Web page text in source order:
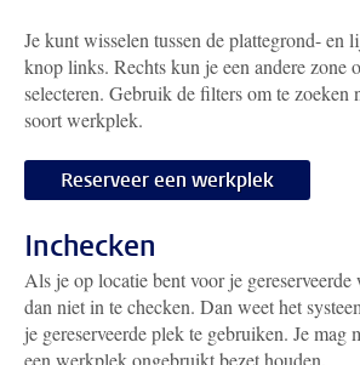
Je kunt wisselen tussen de plattegrond- en
knop links. Rechts kun je een andere zone
selecteren. Gebruik de filters om te zoeken
soort werkplek.
Reserveer een werkplek
Inchecken
Als je op locatie bent voor je
dan niet in te checken. Dan weet het
je gereserveerde plek te gebruiken. Je mag
een werkplek ongebruikt bezet houden.